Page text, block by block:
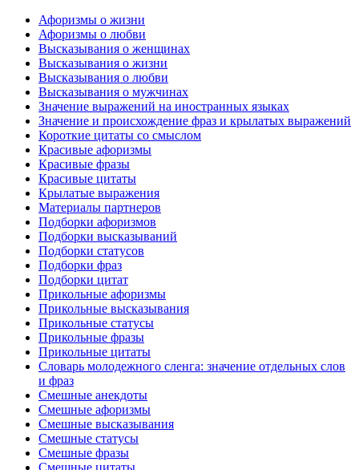
Афоризмы о жизни
Афоризмы о любви
Высказывания о женщинах
Высказывания о жизни
Высказывания о любви
Высказывания о мужчинах
Значение выражений на иностранных языках
Значение и происхождение фраз и крылатых выражений
Короткие цитаты со смыслом
Красивые афоризмы
Красивые фразы
Красивые цитаты
Крылатые выражения
Материалы партнеров
Подборки афоризмов
Подборки высказываний
Подборки статусов
Подборки фраз
Подборки цитат
Прикольные афоризмы
Прикольные высказывания
Прикольные статусы
Прикольные фразы
Прикольные цитаты
Словарь молодежного сленга: значение отдельных слов
и фраз
Смешные анекдоты
Смешные афоризмы
Смешные высказывания
Смешные статусы
Смешные фразы
Смешные цитаты